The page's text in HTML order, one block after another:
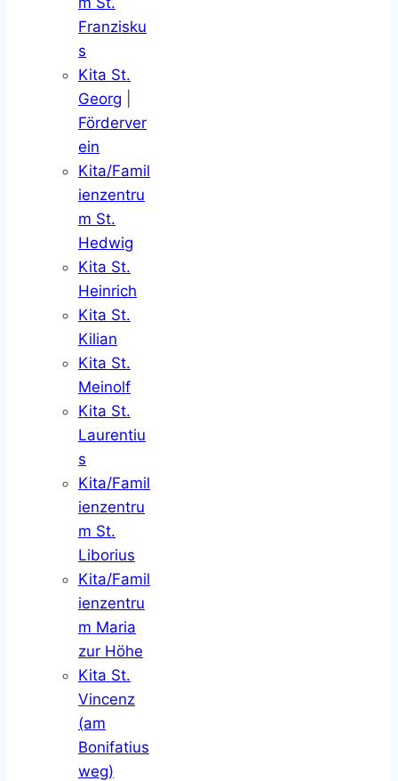
Franzisku
s
Kita St.
Georg
Förderver
ein
Kita/Famil
ienzentru
m St.
Hedwig
Kita St.
Heinrich
Kita St.
Kilian
Kita St.
Meinolf
Kita St.
Laurentiu
s
Kita/Famil
ienzentru
m St.
Liborius
Kita/Famil
ienzentru
m Maria
zur Höhe
Kita St.
Vincenz
(am
Bonifatius
weg)